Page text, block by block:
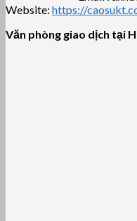
Website: https://
Văn phòng giao dịch tại